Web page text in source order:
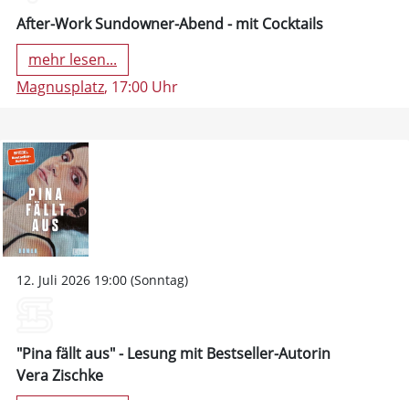
After-Work Sundowner-Abend - mit Cocktails
mehr lesen...
Magnusplatz, 17:00 Uhr
12. Juli 2026 19:00 (Sonntag)
"Pina fällt aus" - Lesung mit Bestseller-Autorin
Vera Zischke